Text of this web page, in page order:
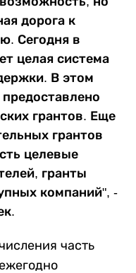
дорога к
Сегодня в
целая система
В этом
грантов. Еще
грантов
целевые
гранты
компаний", -
часть